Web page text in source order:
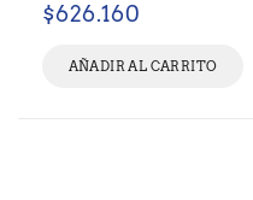
$626.160
AÑADIR AL CARRITO